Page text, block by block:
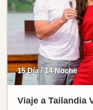
15 Día / 14 Noche
Viaje a Tailandia